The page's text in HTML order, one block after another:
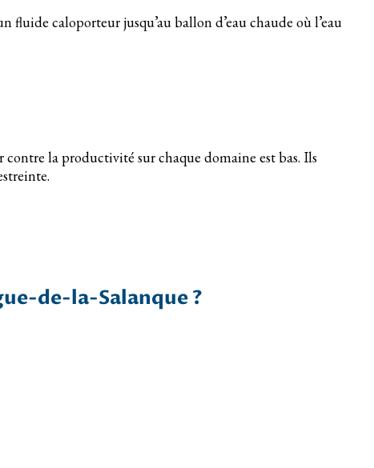
caloporteur jusqu’au ballon d’eau chaude où l’eau
la productivité sur chaque domaine est bas. Ils
de-la-Salanque ?